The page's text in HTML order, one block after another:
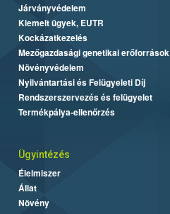
Járványvédelem
Kiemelt ügyek, EUTR
Kockázatkezelés
Mezőgazdasági genetikai erőforrások
Növényvédelem
Nyilvántartási és Felügyeleti Díj
Rendszerszervezés és felügyelet
Termékpálya-ellenőrzés
Ügyintézés
Élelmiszer
Állat
Növény